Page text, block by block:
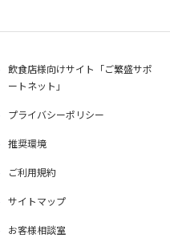
飲食店様向けサイト「ご繁盛サポ
ートネット」
プライバシーポリシー
推奨環境
ご利用規約
サイトマップ
お客様相談室